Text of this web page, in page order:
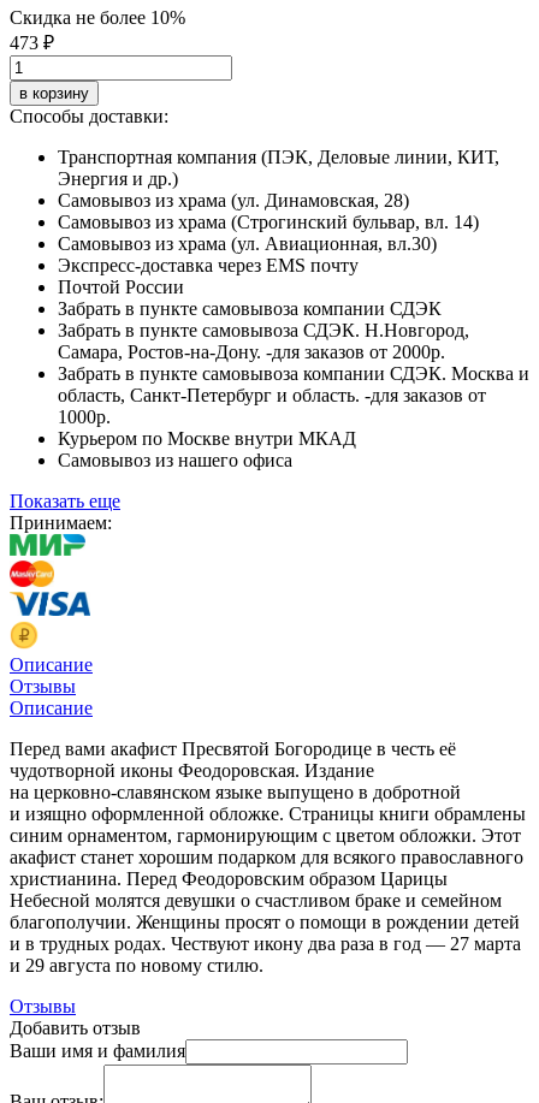
Скидка не более 10%
473 ₽
в корзину
Способы доставки:
Транспортная компания (ПЭК, Деловые линии, КИТ,
Энергия и др.)
Самовывоз из храма (ул. Динамовская, 28)
Самовывоз из храма (Строгинский бульвар, вл. 14)
Самовывоз из храма (ул. Авиационная, вл.30)
Экспресс-доставка через EMS почту
Почтой России
Забрать в пункте самовывоза компании СДЭК
Забрать в пункте самовывоза СДЭК. Н.Новгород,
Самара, Ростов-на-Дону. -для заказов от 2000р.
Забрать в пункте самовывоза компании СДЭК. Москва и
область, Санкт-Петербург и область. -для заказов от
1000р.
Курьером по Москве внутри МКАД
Самовывоз из нашего офиса
Показать еще
Принимаем:
Описание
Отзывы
Описание
Перед вами акафист Пресвятой Богородице в честь её
чудотворной иконы Феодоровская. Издание
на церковно-славянском языке выпущено в добротной
и изящно оформленной обложке. Страницы книги обрамлены
синим орнаментом, гармонирующим с цветом обложки. Этот
акафист станет хорошим подарком для всякого православного
христианина. Перед Феодоровским образом Царицы
Небесной молятся девушки о счастливом браке и семейном
благополучии. Женщины просят о помощи в рождении детей
и в трудных родах. Чествуют икону два раза в год — 27 марта
и 29 августа по новому стилю.
Отзывы
Добавить отзыв
Ваши имя и фамилия